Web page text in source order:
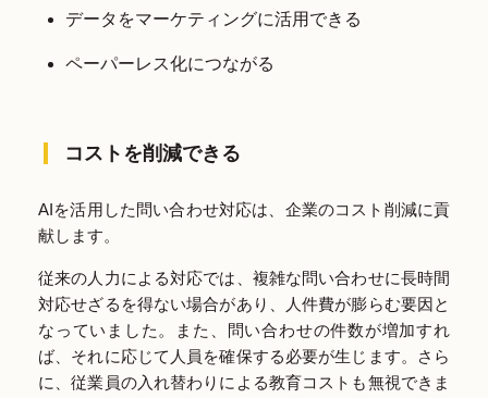
データをマーケティングに活用できる
ペーパーレス化につながる
コストを削減できる
AIを活用した問い合わせ対応は、企業のコスト削減に貢
献します。
従来の人力による対応では、複雑な問い合わせに長時間
対応せざるを得ない場合があり、人件費が膨らむ要因と
なっていました。また、問い合わせの件数が増加すれ
ば、それに応じて人員を確保する必要が生じます。さら
に、従業員の入れ替わりによる教育コストも無視できま